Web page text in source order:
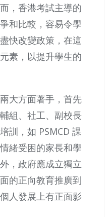
，香港考試主導的
和比較，容易令學
快改變政策，在這
素，以提升學生的
大方面著手，首先
組、社工、副校長
訓，如 PSMCD 課
緒受困的家長和學
，政府應成立獨立
的正向教育推廣到
人發展上有正面影